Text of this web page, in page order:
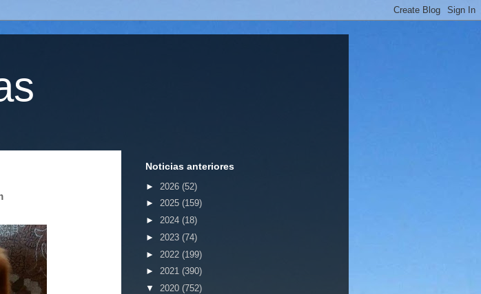
Noticias anteriores
► 2026 (52)
► 2025 (159)
► 2024 (18)
► 2023 (74)
► 2022 (199)
► 2021 (390)
▼ 2020 (752)